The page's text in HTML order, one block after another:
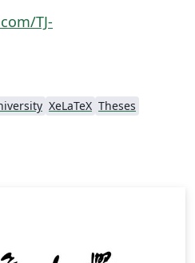
TJ-
XeLaTeX Theses